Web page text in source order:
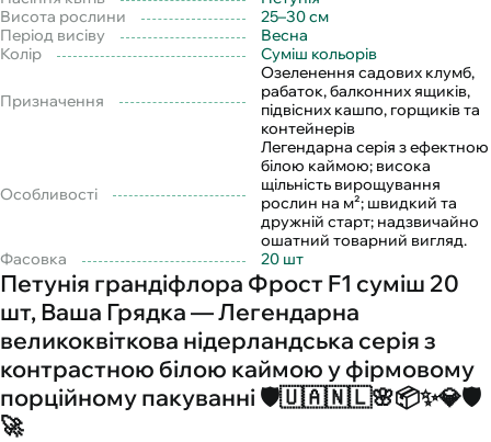
Висота рослини
25–30 см
Період висіву
Весна
Колір
Суміш кольорів
Призначення
Озеленення садових клумб,
рабаток, балконних ящиків,
підвісних кашпо, горщиків та
контейнерів
Особливості
Легендарна серія з ефектною
білою каймою; висока
щільність вирощування
рослин на м²; швидкий та
дружній старт; надзвичайно
ошатний товарний вигляд.
Фасовка
20 шт
Петунія грандіфлора Фрост F1 суміш 20
шт, Ваша Грядка — Легендарна
великоквіткова нідерландська серія з
контрастною білою каймою у фірмовому
порційному пакуванні 🛡️🇺🇦🇳🇱🌸📦✨💎🛡️
🚀